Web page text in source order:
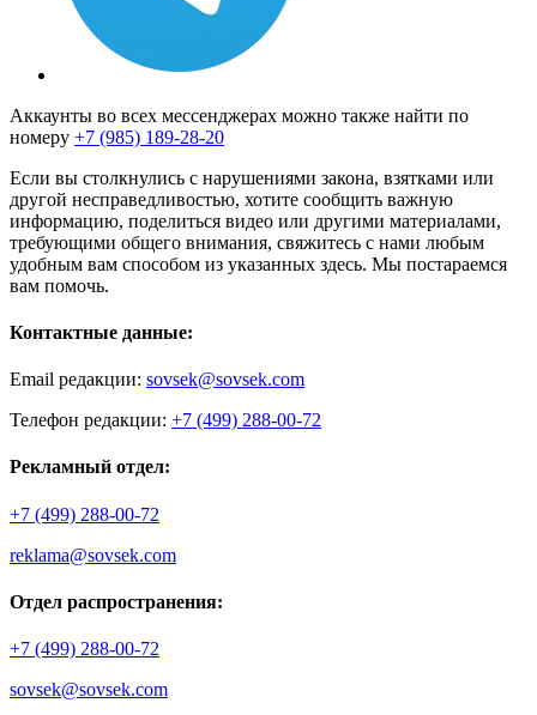
Аккаунты во всех мессенджерах можно также найти по
номеру +7 (985) 189-28-20
Если вы столкнулись с нарушениями закона, взятками или
другой несправедливостью, хотите сообщить важную
информацию, поделиться видео или другими материалами,
требующими общего внимания, свяжитесь с нами любым
удобным вам способом из указанных здесь. Мы постараемся
вам помочь.
Контактные данные:
Email редакции: sovsek@sovsek.com
Телефон редакции: +7 (499) 288-00-72
Рекламный отдел:
+7 (499) 288-00-72
reklama@sovsek.com
Отдел распространения:
+7 (499) 288-00-72
sovsek@sovsek.com